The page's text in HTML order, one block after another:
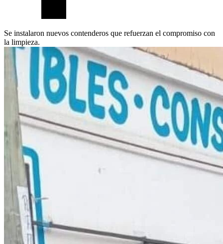
Se instalaron nuevos contenderos que refuerzan el compromiso con
la limpieza.